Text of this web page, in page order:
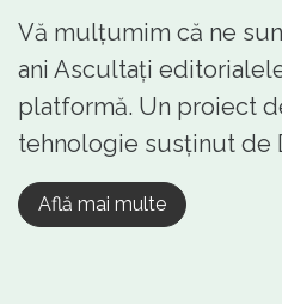
Vă mulțumim că ne
ani Ascultați
platformă. Un proiect
tehnologie susținut de
Află mai multe